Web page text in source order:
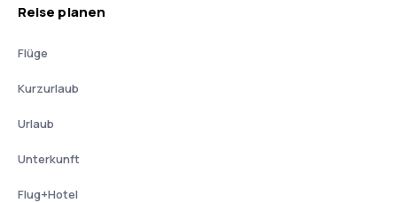
Reise planen
Flüge
Kurzurlaub
Urlaub
Unterkunft
Flug+Hotel